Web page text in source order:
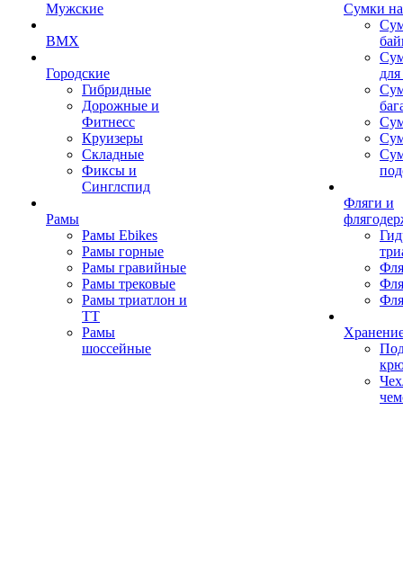
Мужские
BMX
Городские
Гибридные
Дорожные и
Фитнесс
Круизеры
Складные
Фиксы и
Синглспид
Рамы
Рамы Ebikes
Рамы горные
Рамы гравийные
Рамы трековые
Рамы триатлон и
ТТ
Рамы
шоссейные
Сумки
Фляги и